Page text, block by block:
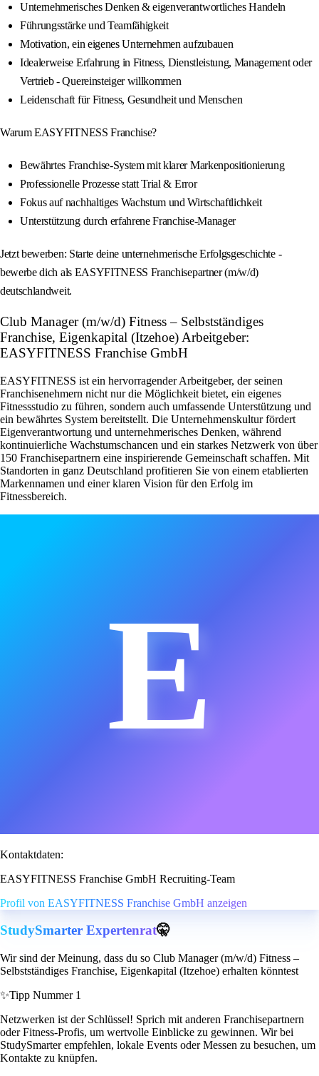
Unternehmerisches Denken & eigenverantwortliches Handeln
Führungsstärke und Teamfähigkeit
Motivation, ein eigenes Unternehmen aufzubauen
Idealerweise Erfahrung in Fitness, Dienstleistung, Management oder
Vertrieb - Quereinsteiger willkommen
Leidenschaft für Fitness, Gesundheit und Menschen
Warum EASYFITNESS Franchise?
Bewährtes Franchise-System mit klarer Markenpositionierung
Professionelle Prozesse statt Trial & Error
Fokus auf nachhaltiges Wachstum und Wirtschaftlichkeit
Unterstützung durch erfahrene Franchise-Manager
Jetzt bewerben: Starte deine unternehmerische Erfolgsgeschichte -
bewerbe dich als EASYFITNESS Franchisepartner (m/w/d)
deutschlandweit.
Club Manager (m/w/d) Fitness – Selbstständiges
Franchise, Eigenkapital (Itzehoe) Arbeitgeber:
EASYFITNESS Franchise GmbH
EASYFITNESS ist ein hervorragender Arbeitgeber, der seinen
Franchisenehmern nicht nur die Möglichkeit bietet, ein eigenes
Fitnessstudio zu führen, sondern auch umfassende Unterstützung und
ein bewährtes System bereitstellt. Die Unternehmenskultur fördert
Eigenverantwortung und unternehmerisches Denken, während
kontinuierliche Wachstumschancen und ein starkes Netzwerk von über
150 Franchisepartnern eine inspirierende Gemeinschaft schaffen. Mit
Standorten in ganz Deutschland profitieren Sie von einem etablierten
Markennamen und einer klaren Vision für den Erfolg im
Fitnessbereich.
E
Kontaktdaten:
EASYFITNESS Franchise GmbH Recruiting-Team
Profil von EASYFITNESS Franchise GmbH anzeigen
StudySmarter Expertenrat🤫
Wir sind der Meinung, dass du so Club Manager (m/w/d) Fitness –
Selbstständiges Franchise, Eigenkapital (Itzehoe) erhalten könntest
✨Tipp Nummer 1
Netzwerken ist der Schlüssel! Sprich mit anderen Franchisepartnern
oder Fitness-Profis, um wertvolle Einblicke zu gewinnen. Wir bei
StudySmarter empfehlen, lokale Events oder Messen zu besuchen, um
Kontakte zu knüpfen.